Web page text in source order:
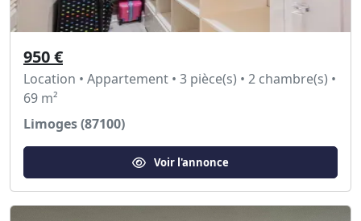
950 €
Location • Appartement • 3 pièce(s) • 2 chambre(s) •
69 m²
Limoges (87100)
Voir l'annonce